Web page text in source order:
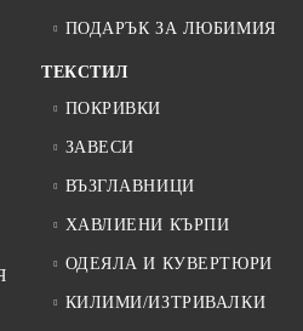
ПОДАРЪК ЗА ЛЮБИМИЯ
ТЕКСТИЛ
ПОКРИВКИ
ЗАВЕСИ
ВЪЗГЛАВНИЦИ
ХАВЛИЕНИ КЪРПИ
ОДЕЯЛА И КУВЕРТЮРИ
КИЛИМИ/ИЗТРИВАЛКИ